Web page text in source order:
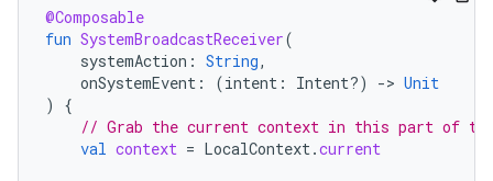
@Composable
fun SystemBroadcastReceiver(
systemAction : String,
onSystemEvent : (intent : Intent?) -> Unit
)
{
// Grab the current context in this part of
val context = LocalContext.current